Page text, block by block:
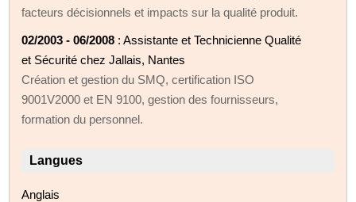
facteurs décisionnels et impacts sur la qualité produit.
02/2003 - 06/2008 : Assistante et Technicienne Qualité
et Sécurité chez Jallais, Nantes
Création et gestion du SMQ, certification ISO
9001V2000 et EN 9100, gestion des fournisseurs,
formation du personnel.
Langues
Anglais